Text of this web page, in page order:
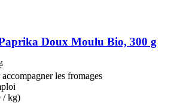
Doux Moulu Bio, 300 g
les fromages
/ kg)